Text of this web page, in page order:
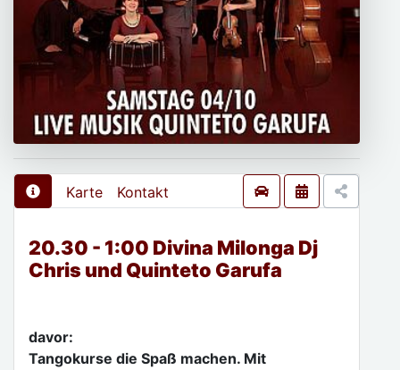
Karte Kontakt
20.30 - 1:00 Divina Milonga Dj
Chris und Quinteto Garufa
davor:
Tangokurse die Spaß machen. Mit